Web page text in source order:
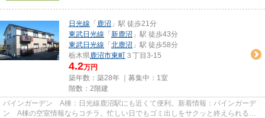
日光線 「 鹿沼 」駅 徒歩21分
東武日光線 「 新鹿沼 」駅 徒歩43分
東武日光線 「 北鹿沼 」駅 徒歩58分
栃木県鹿沼市東町 ３丁目3-15
4.2万円
築年数：築28年 ｜募集中： 1室
階数：2階建
パインガーデン A棟：日光線鹿沼駅にも近くて便利。新着情報：パインガーデ
ン A棟の空室情報ならコチラ。忙しい日でもゴミ出しをサクッと終えられるよ